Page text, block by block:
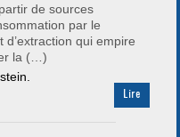
de sources
par le
qui empire
la (…)
Lire